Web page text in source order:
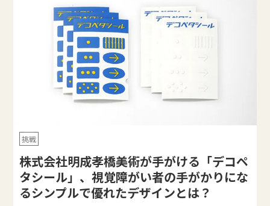
挑戦
株式会社明成孝橋美術が手がける「デコペ
タシール」、視覚障がい者の手がかりにな
るシンプルで優れたデザインとは？